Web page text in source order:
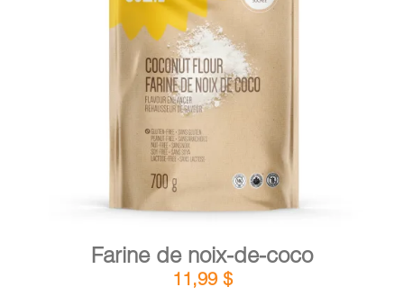
AJOUTER AU PANIER / DÉTAILS
Farine de noix-de-coco
11,99 $